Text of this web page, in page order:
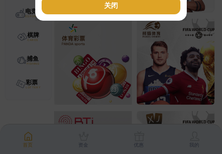
电竞
棋牌
捕鱼
彩票
首页 资金 优惠 我的
关闭